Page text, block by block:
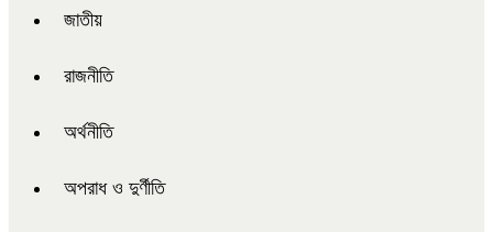
জাতীয়
রাজনীতি
অর্থনীতি
অপরাধ ও দুর্ণীতি